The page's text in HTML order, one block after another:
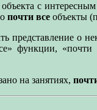
с
почти все объекты
представление о
функции, «почти
на занятиях,